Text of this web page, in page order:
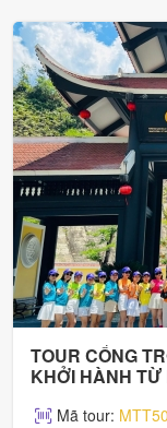
TOUR CỔNG
KHỞI HÀNH TỪ
Mã tour: